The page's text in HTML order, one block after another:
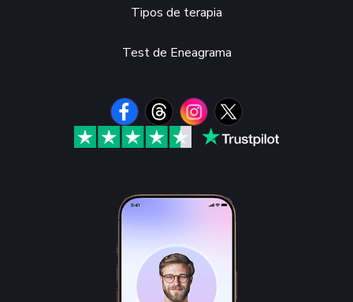
Tipos de terapia
Test de Eneagrama